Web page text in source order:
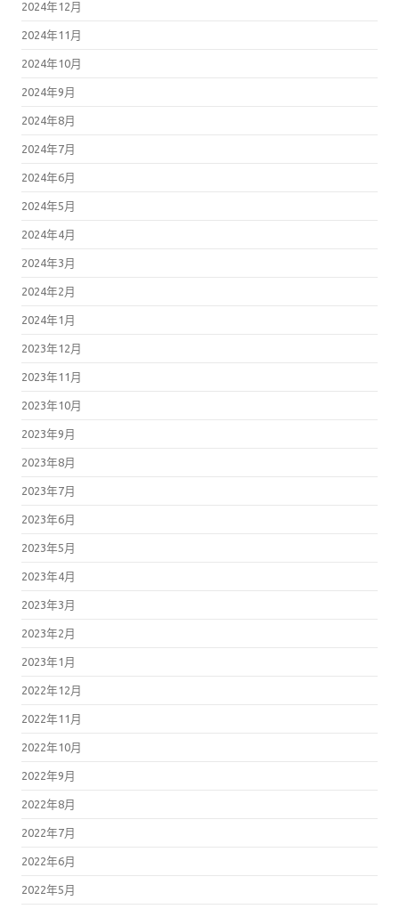
2024年12月
2024年11月
2024年10月
2024年9月
2024年8月
2024年7月
2024年6月
2024年5月
2024年4月
2024年3月
2024年2月
2024年1月
2023年12月
2023年11月
2023年10月
2023年9月
2023年8月
2023年7月
2023年6月
2023年5月
2023年4月
2023年3月
2023年2月
2023年1月
2022年12月
2022年11月
2022年10月
2022年9月
2022年8月
2022年7月
2022年6月
2022年5月